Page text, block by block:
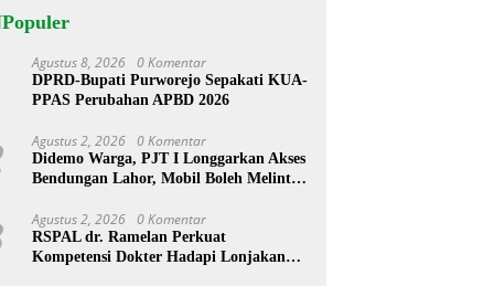
Agustus 8, 2026 0 Komentar
DPRD-Bupati Purworejo Sepakati KUA-
PPAS Perubahan APBD 2026
Agustus 2, 2026 0 Komentar
Didemo Warga, PJT I Longgarkan Akses
Bendungan Lahor, Mobil Boleh Melintas
Agustus 2, 2026 0 Komentar
RSPAL dr. Ramelan Perkuat
Kompetensi Dokter Hadapi Lonjakan